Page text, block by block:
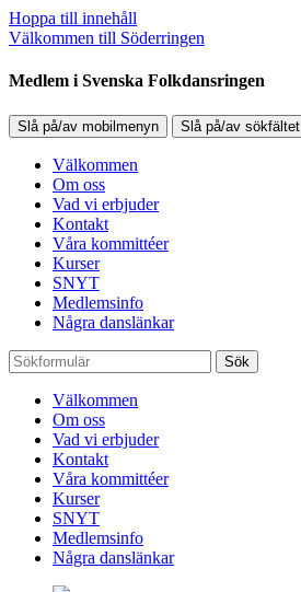
Hoppa till innehåll
Välkommen till Söderringen
Medlem i Svenska Folkdansringen
Slå på/av mobilmenyn Slå på/av sökfältet
Välkommen
Om oss
Vad vi erbjuder
Kontakt
Våra kommittéer
Kurser
SNYT
Medlemsinfo
Några danslänkar
Sök
Välkommen
Om oss
Vad vi erbjuder
Kontakt
Våra kommittéer
Kurser
SNYT
Medlemsinfo
Några danslänkar